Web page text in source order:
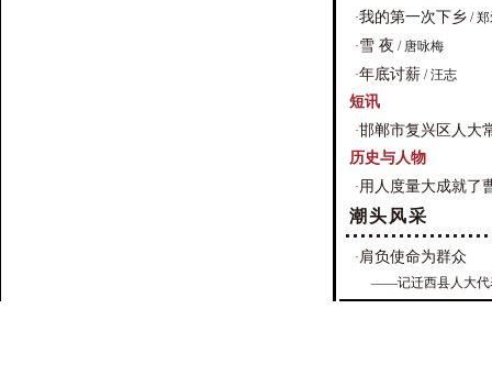
·我的第一次下乡 /
·雪 夜 / 唐咏梅
·年底讨薪 / 汪志
短讯
·邯郸市复兴区人大
历史与人物
·用人度量大成就了
潮头风采
·肩负使命为群众
——记迁西县人大代